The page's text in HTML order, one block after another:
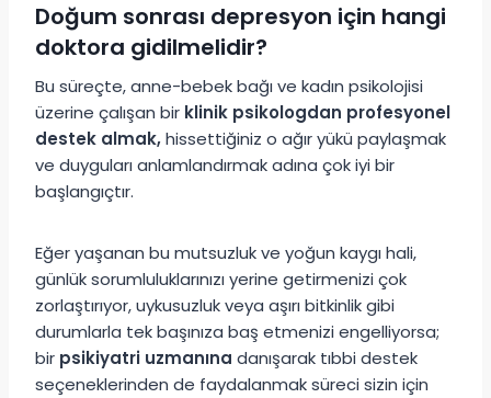
Doğum sonrası depresyon için hangi
doktora gidilmelidir?
Bu süreçte, anne-bebek bağı ve kadın psikolojisi
üzerine çalışan bir klinik psikologdan profesyonel
destek almak,hissettiğiniz o ağır yükü paylaşmak
ve duyguları anlamlandırmak adına çok iyi bir
başlangıçtır.
Eğer yaşanan bu mutsuzluk ve yoğun kaygı hali,
günlük sorumluluklarınızı yerine getirmenizi çok
zorlaştırıyor, uykusuzluk veya aşırı bitkinlik gibi
durumlarla tek başınıza baş etmenizi engelliyorsa;
bir psikiyatri uzmanına danışarak tıbbi destek
seçeneklerinden de faydalanmak süreci sizin için